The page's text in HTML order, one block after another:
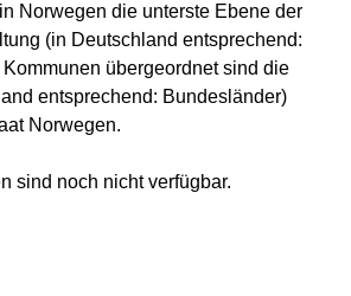
Norwegen die unterste Ebene der
(in Deutschland entsprechend:
übergeordnet sind die
entsprechend: Bundesländer)
Norwegen.
sind noch nicht verfügbar.